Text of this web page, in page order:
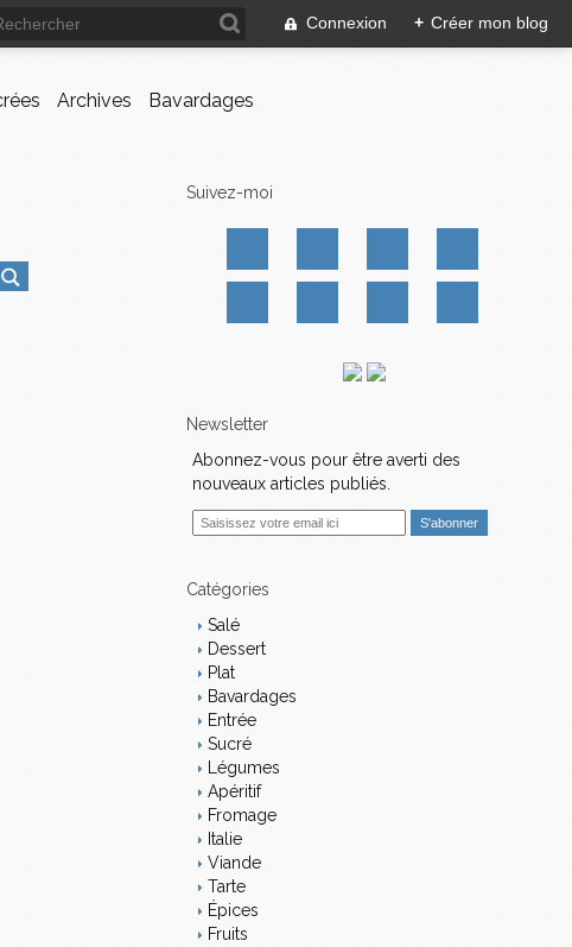
Connexion + Créer mon blog
Archives Bavardages
Suivez-moi
Newsletter
Abonnez-vous pour être averti des
nouveaux articles publiés.
i Catégories
Salé
Dessert
Plat
Bavardages
Entrée
Sucré
Légumes
Apéritif
Fromage
Italie
Viande
Tarte
Épices
Fruits